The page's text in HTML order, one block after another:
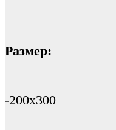
Размер:
-200х300